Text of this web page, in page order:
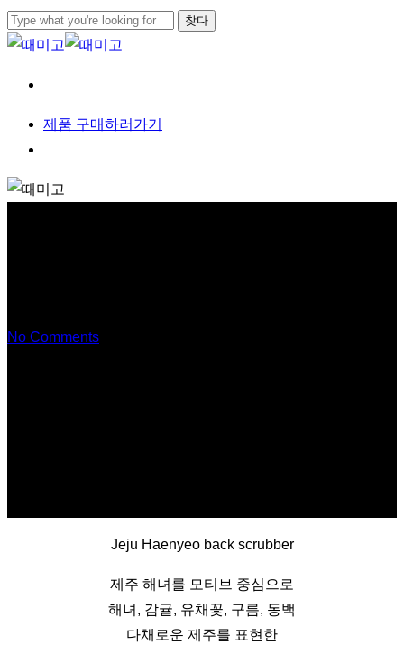
본문으로
건너뛰기
찾다
검색
메뉴
제 품 구매하러 가기
No Comments
Jeju Haenyeo back scrubber
제주 해녀를 모티브 중심으로
해녀, 감귤, 유채꽃, 구름, 동백
다채로운 제주를 표현한